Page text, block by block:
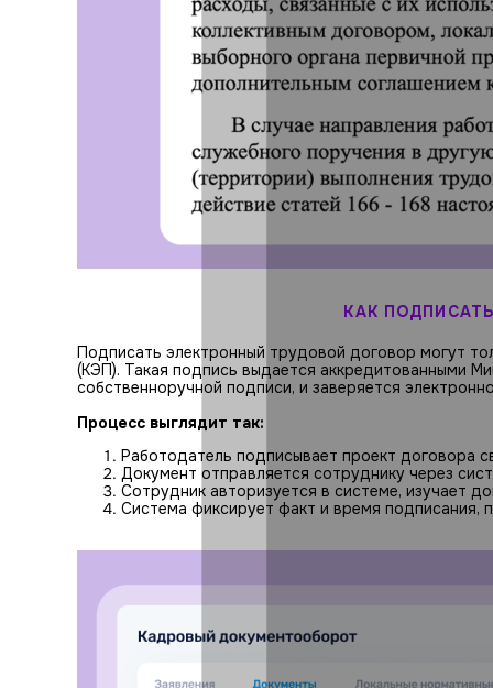
КАК
Подписать электронный трудовой договор могут
(КЭП). Такая подпись выдается аккредитованными
собственноручной подписи, и заверяется
Процесс выглядит так:
Работодатель подписывает проект договора
Документ отправляется сотруднику через
Сотрудник авторизуется в системе, изучает
Система фиксирует факт и время подписания,